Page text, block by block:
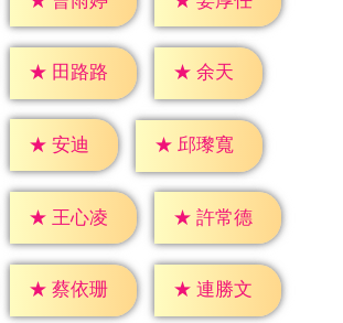
★ 田路路 ★ 余天
★ 安迪 ★ 邱瓈寬
★ 王心凌 ★ 許常德
★ 蔡依珊 ★ 連勝文